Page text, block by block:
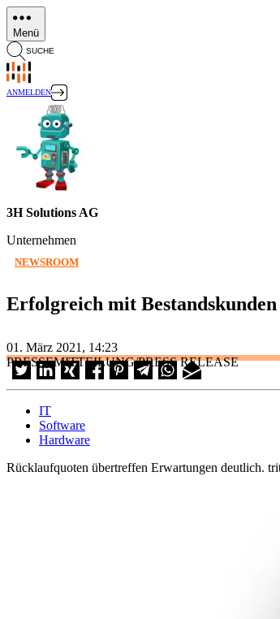
Direkt
zum
Inhalt
Menü
SUCHE
ANMELDEN
3H Solutions AG
Unternehmen
NEWSROOM
Erfolgreich mit
01. März 2021, 14:23
PRESSEMITTEILUNG/PRESS RELEASE
IT
Software
Hardware
Rücklaufquoten übertreffen Erwartungen deutlich.